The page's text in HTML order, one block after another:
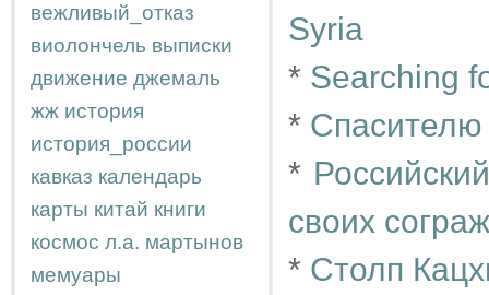
вежливый_отказ
виолончель выписки
движение джемаль
жж история
история_россии
кавказ календарь
карты китай книги
космос л.а. мартынов
мемуары
Syria
* Searching
*
*
своих
* Столп